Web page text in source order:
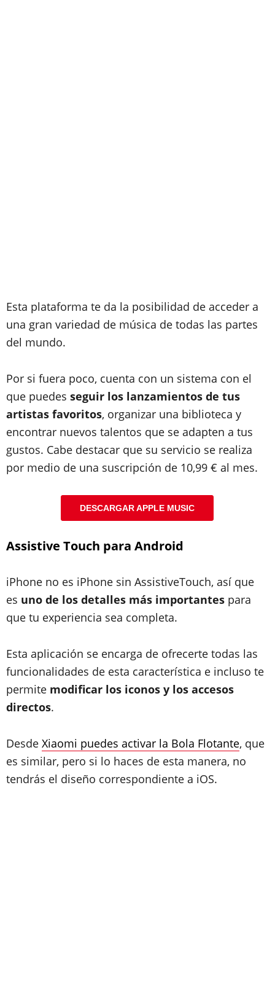
Esta plataforma te da la posibilidad de acceder a
una gran variedad de música de todas las partes
del mundo.
Por si fuera poco, cuenta con un sistema con el
que puedes seguir los lanzamientos de tus
artistas favoritos, organizar una biblioteca y
encontrar nuevos talentos que se adapten a tus
gustos. Cabe destacar que su servicio se realiza
por medio de una suscripción de 10,99 € al mes.
DESCARGAR APPLE MUSIC
Assistive Touch para Android
iPhone no es iPhone sin AssistiveTouch, así que
es uno de los detalles más importantes para
que tu experiencia sea completa.
Esta aplicación se encarga de ofrecerte todas las
funcionalidades de esta característica e incluso te
permite modificar los iconos y los accesos
directos.
Desde Xiaomi puedes activar la Bola Flotante, que
es similar, pero si lo haces de esta manera, no
tendrás el diseño correspondiente a iOS.